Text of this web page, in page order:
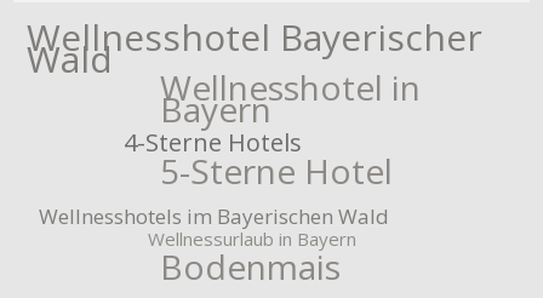
Wellnesshotel Bayerischer
Wald
Wellnesshotel in
Bayern
4-Sterne Hotels
5-Sterne Hotel
Wellnesshotels im Bayerischen Wald
Wellnessurlaub in Bayern
Bodenmais